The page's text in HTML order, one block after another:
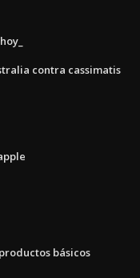
contra cassimatis
básicos